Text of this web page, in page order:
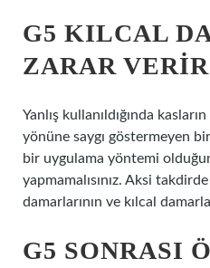
G5 KILCAL
ZARAR
Yanlış kullanıldığında
yönüne saygı göstermeyen
bir uygulama yöntemi
yapmamalısınız. Aksi
damarlarının ve kılcal
G5 SONRASI